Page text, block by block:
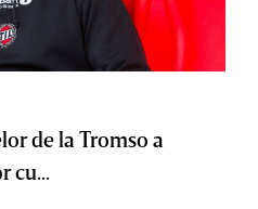
de la Tromso a
cu...